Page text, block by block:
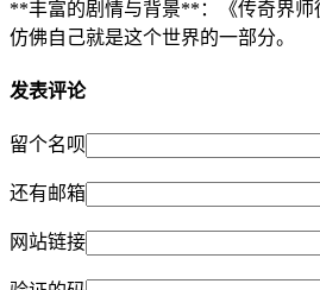
**丰富的剧情与背景**：《传奇界师
仿佛自己就是这个世界的一部分。
发表评论
留个名呗
还有邮箱
网站链接